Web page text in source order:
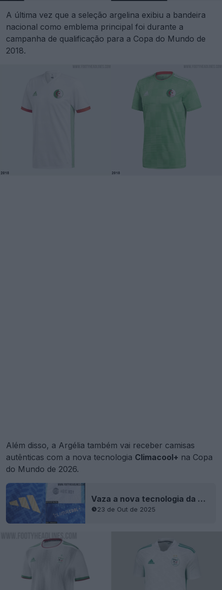
A última vez que a seleção argelina exibiu a bandeira
nacional como emblema principal foi durante a
campanha de qualificação para a Copa do Mundo de
2018.
Além disso, a Argélia também vai receber camisas
autênticas com a nova tecnologia Climacool+ na Copa
do Mundo de 2026.
Vaza a nova tecnologia da camisa Adidas Authentic 2026 "Climacool/Climacool+"
23 de Out de 2025